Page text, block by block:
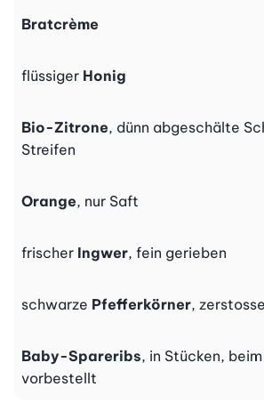
Bratcrème
flüssiger Honig
Bio-Zitrone, dünn abgeschälte
Streifen
Orange, nur Saft
frischer Ingwer, fein gerieben
schwarze Pfefferkörner,
Baby-Spareribs, in Stücken,
vorbestellt